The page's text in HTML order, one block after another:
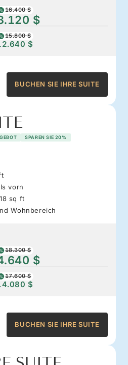
16.400 $
$
15.800 $
$
BUCHEN SIE IHRE SUITE
SPAREN SIE 20%
vorn
sq ft
Wohnbereich
18.300 $
$
17.600 $
$
BUCHEN SIE IHRE SUITE